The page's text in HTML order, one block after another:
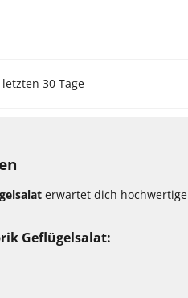
30 Tage
erwartet dich hochwertige
Geflügelsalat: